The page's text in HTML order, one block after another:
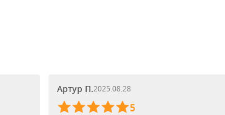
Артур П.2025.08.28
5